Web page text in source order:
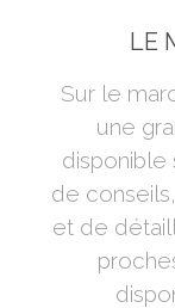
LE
Sur le
une
disponible
de
et de